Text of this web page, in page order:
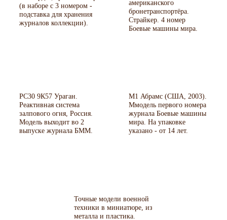
(в наборе с 3 номером -
подставка для хранения
журналов коллекции).
американского
бронетранспортёра.
Страйкер. 4 номер
Боевые машины мира.
РС30 9К57 Ураган.
Реактивная система
залпового огня, Россия.
Модель выходит во 2
выпуске журнала БММ.
М1 Абрамс (США, 2003).
Ммодель первого номера
журнала Боевые машины
мира. На упаковке
указано - от 14 лет.
Точные модели военной
техники в миниатюре, из
металла и пластика.